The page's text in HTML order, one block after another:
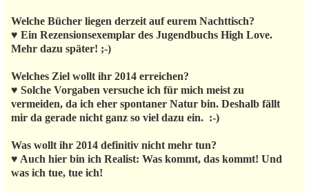
Welche Bücher liegen derzeit auf eurem Nachttisch?
♥ Ein Rezensionsexemplar des Jugendbuchs High Love.
Mehr dazu später! ;-)
Welches Ziel wollt ihr 2014 erreichen?
♥ Solche Vorgaben versuche ich für mich meist zu
vermeiden, da ich eher spontaner Natur bin. Deshalb fällt
mir da gerade nicht ganz so viel dazu ein. :-)
Was wollt ihr 2014 definitiv nicht mehr tun?
♥ Auch hier bin ich Realist: Was kommt, das kommt! Und
was ich tue, tue ich!